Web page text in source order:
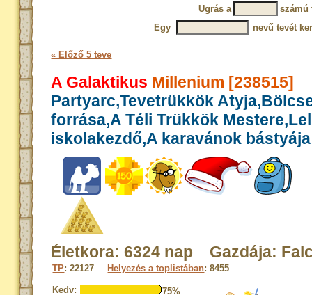
Ugrás a
számú
Egy
nevű tevét
« Előző 5 teve
A Galaktikus Millenium [238515]
Partyarc,Tevetrükkök
forrása,A Téli Trükkök
iskolakezdő,A karavánok bástyája
Életkora: 6324 nap Gazdája:
TP: 22127 Helyezés a toplistában: 8455
Kedv:
75%